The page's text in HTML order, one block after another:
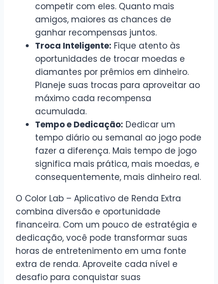
competir com eles. Quanto mais
amigos, maiores as chances de
ganhar recompensas juntos.
Troca Inteligente: Fique atento às
oportunidades de trocar moedas e
diamantes por prêmios em dinheiro.
Planeje suas trocas para aproveitar ao
máximo cada recompensa
acumulada.
Tempo e Dedicação: Dedicar um
tempo diário ou semanal ao jogo pode
fazer a diferença. Mais tempo de jogo
significa mais prática, mais moedas, e
consequentemente, mais dinheiro real.
O Color Lab – Aplicativo de Renda Extra
combina diversão e oportunidade
financeira. Com um pouco de estratégia e
dedicação, você pode transformar suas
horas de entretenimento em uma fonte
extra de renda. Aproveite cada nível e
desafio para conquistar suas